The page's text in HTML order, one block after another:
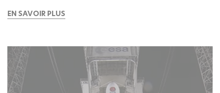
EN SAVOIR PLUS